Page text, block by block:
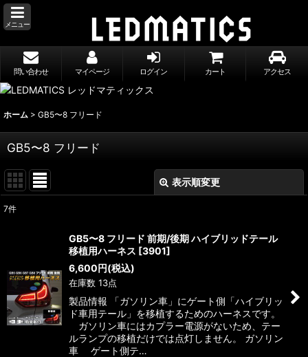
メニュー
問い合わせ マイページ ログイン カート アクセス
ホーム > GB5〜8 フリード
GB5〜8 フリード
表示順変更
絞り込む
7件
GB5〜8 フリード 前期/後期 ハイブリッドテール
移植用ハーネス [3901]
6,600円(税込)
在庫数 13点
製品情報 「ガソリン車」にゲート側「ハイブリッ
ド車用テール」を移植するためのハーネスです。
ガソリン車にはカプラー電源がないため、テー
ルランプの移植だけでは点灯しません。 ガソリン
車 ゲート側テ…